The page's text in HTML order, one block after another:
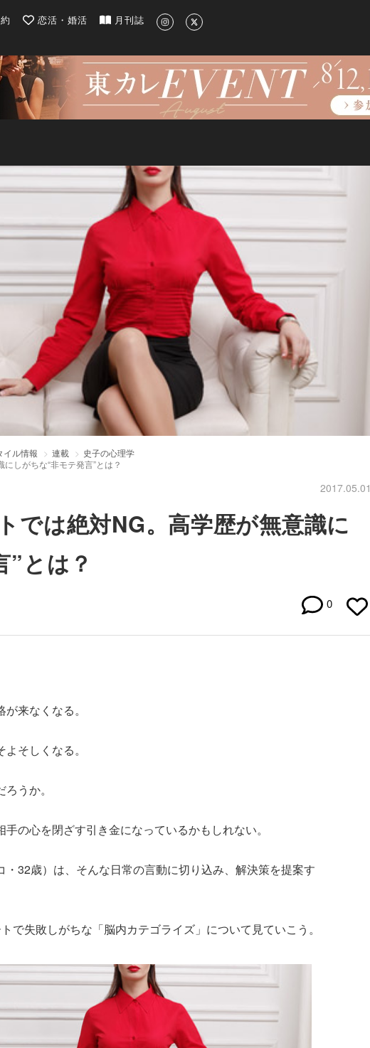
最新のグルメ、洗練されたライフスタイル情報
恋活・婚活 月刊誌
イル情報 連載
史子の心理学
しがちな“非モテ発言”とは？
2017.05.01
では絶対NG。高学歴が無意識に
”とは？
0
来なくなる。
そしくなる。
うか。
の心を閉ざす引き金になっているかもしれない。
32歳）は、そんな日常の言動に切り込み、解決策を提案す
で失敗しがちな「脳内カテゴライズ」について見ていこう。